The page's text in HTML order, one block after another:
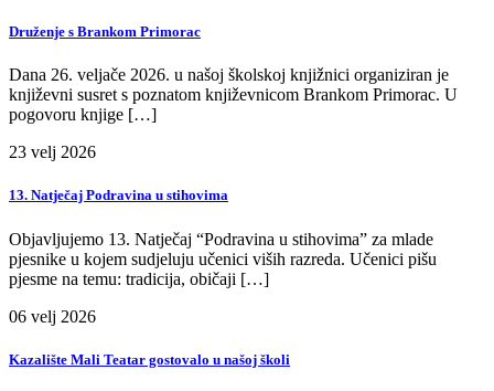
Druženje s Brankom Primorac
Dana 26. veljače 2026. u našoj školskoj knjižnici organiziran je
književni susret s poznatom književnicom Brankom Primorac. U
pogovoru knjige […]
23 velj 2026
13. Natječaj Podravina u stihovima
Objavljujemo 13. Natječaj “Podravina u stihovima” za mlade
pjesnike u kojem sudjeluju učenici viših razreda. Učenici pišu
pjesme na temu: tradicija, običaji […]
06 velj 2026
Kazalište Mali Teatar gostovalo u našoj školi